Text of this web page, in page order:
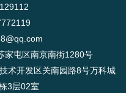
家屯区南京南街1280号
术开发区关南园路8号万科城
3层02室